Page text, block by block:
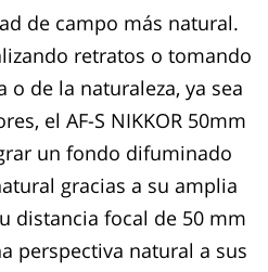
de campo más natural.
retratos o tomando
de la naturaleza, ya sea
el AF-S NIKKOR 50mm
un fondo difuminado
gracias a su amplia
distancia focal de 50 mm
perspectiva natural a sus